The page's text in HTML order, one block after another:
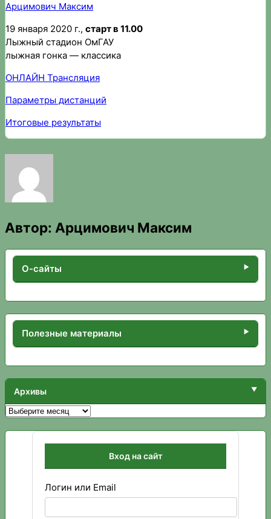
Арцимович Максим
19 января 2020 г., старт в 11.00
Лыжный стадион ОмГАУ
лыжная гонка — классика
ОНЛАЙН Трансляция
Параметры дистанций
Итоговые результаты
Автор: Арцимович Максим
О-сайты
Полезные материалы
Архивы
Архивы
Вход на сайт
Логин или Email